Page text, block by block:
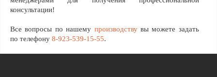
консультации!
Все вопросы по нашему производствувы можете задать
по телефону 8-923-539-15-55.